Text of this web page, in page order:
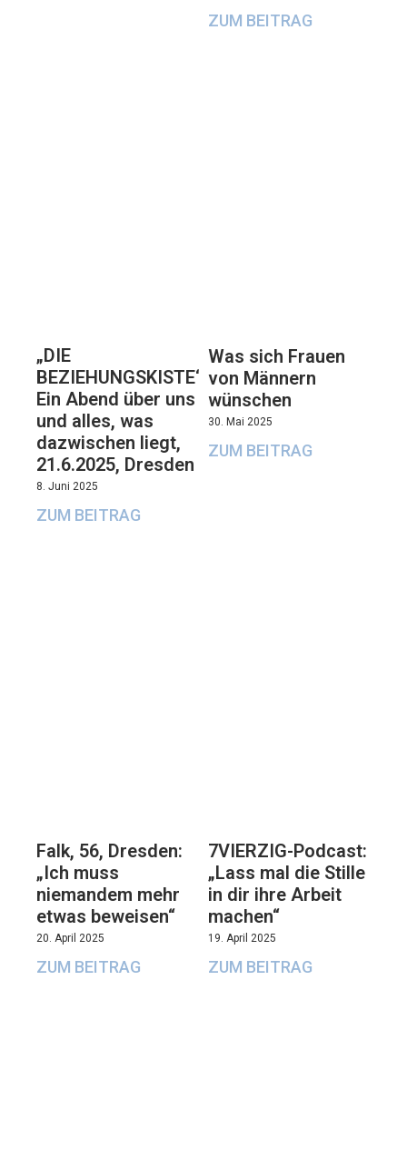
ZUM BEITRAG
„DIE
BEZIEHUNGSKISTE“:
Ein Abend über uns
und alles, was
dazwischen liegt,
21.6.2025, Dresden
8. Juni 2025
ZUM BEITRAG
Was sich Frauen
von Männern
wünschen
30. Mai 2025
ZUM BEITRAG
Falk, 56, Dresden:
„Ich muss
niemandem mehr
etwas beweisen“
20. April 2025
ZUM BEITRAG
7VIERZIG-Podcast:
„Lass mal die Stille
in dir ihre Arbeit
machen“
19. April 2025
ZUM BEITRAG